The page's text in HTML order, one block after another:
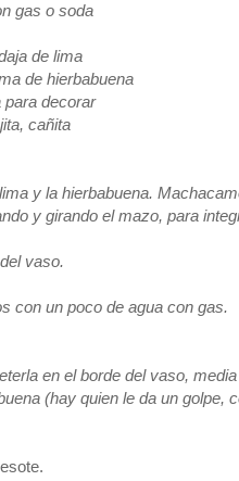
gas o soda
de lima
de hierbabuena
para decorar
cañita
y la hierbabuena.
y girando el mazo, para
vaso.
con un poco de agua con gas.
en el borde del vaso,
(hay quien le da un golpe,